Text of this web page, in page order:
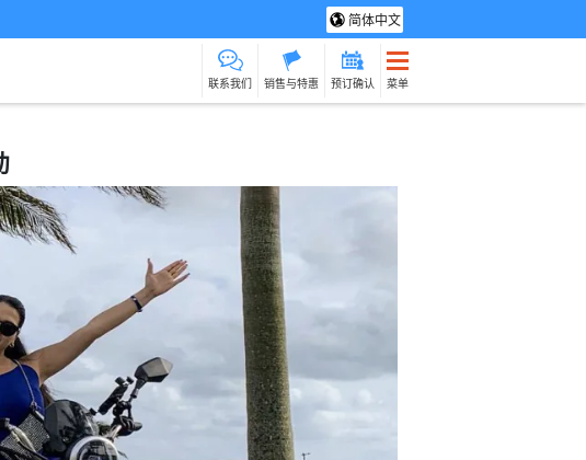
简体中文
联系我们 销售与特惠 预订确认 菜单
车
水疗与放松
制造经验